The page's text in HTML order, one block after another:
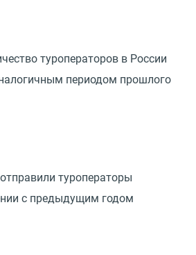
туроператоров в России
периодом прошлого
туроператоры
с предыдущим годом